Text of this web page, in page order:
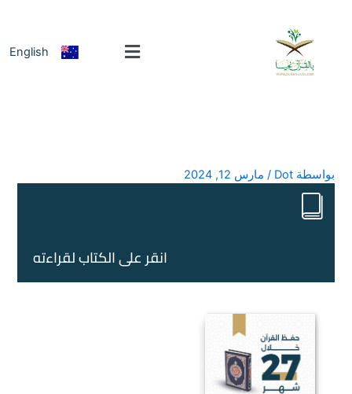
المحتوى
English
بواسطة Dot
/ مارس 12, 2024
انقر على الكتاب لقراءته